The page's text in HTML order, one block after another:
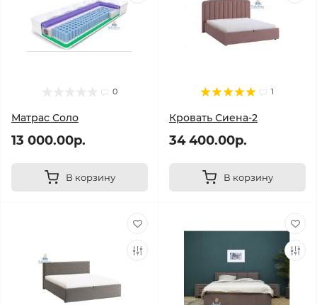
0
Матрас Соло
13 000.00р.
В корзину
1
Кровать Сиена-2
34 400.00р.
В корзину